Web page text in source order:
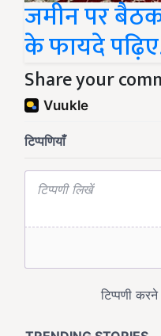
जमीन पर
के फायदे
Share your